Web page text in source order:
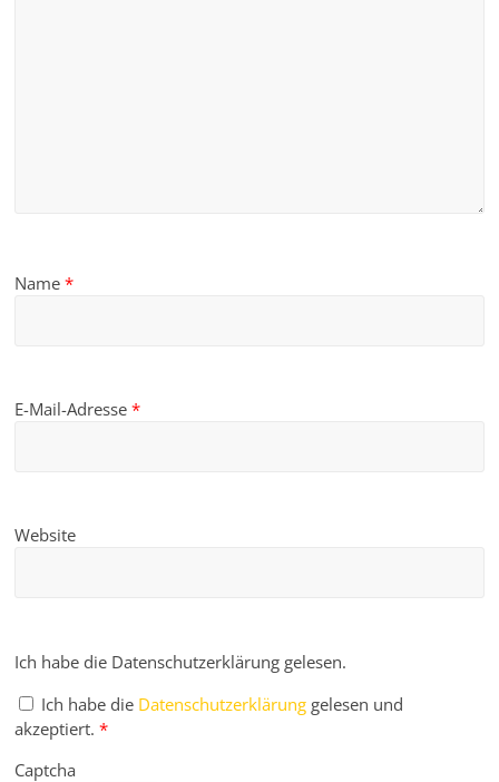
Name*
E-Mail-Adresse*
Website
Ich habe die Datenschutzerklärung gelesen.
Ich habe die Datenschutzerklärung gelesen und
akzeptiert. *
Captcha